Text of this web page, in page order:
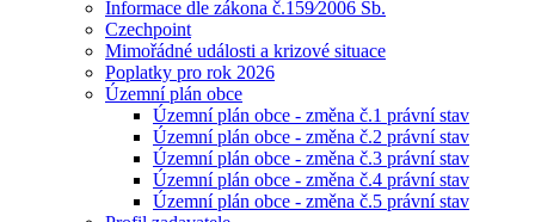
Informace dle zákona č.159⁄2006 Sb.
Czechpoint
Mimořádné události a krizové situace
Poplatky pro rok 2026
Územní plán obce
Územní plán obce - změna č.1 právní stav
Územní plán obce - změna č.2 právní stav
Územní plán obce - změna č.3 právní stav
Územní plán obce - změna č.4 právní stav
Územní plán obce - změna č.5 právní stav